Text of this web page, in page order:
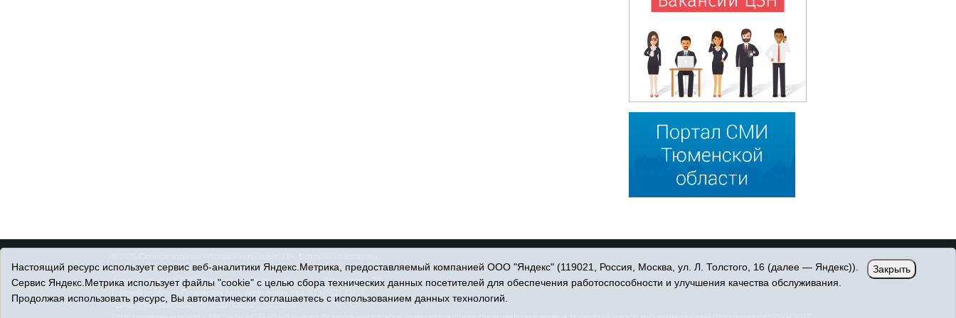
© При использовании материалов ссылка обязательна.
Адрес редакции: 627750 Тюменская область, г. Ишим, ул. Пономарёва, 39.
Адрес электронной почты:IshimPravda-1@obl72.ru
Настоящий ресурс использует сервис веб-аналитики Яндекс.Метрика, предоставляемый компанией ООО "Яндекс" (119021, Россия, Москва, ул. Л. Толстого, 16 (далее — Яндекс)).
Сервис Яндекс.Метрика использует файлы "cookie" с целью сбора технических данных посетителей для обеспечения работоспособности и улучшения качества обслуживания.
Продолжая использовать ресурс, Вы автоматически соглашаетесь с использованием данных технологий.
Закрыть